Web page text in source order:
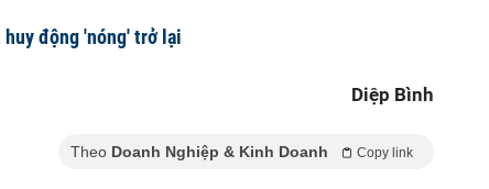
huy động 'nóng' trở lại
Diệp Bình
Theo Doanh Nghiệp & Kinh Doanh Copy link